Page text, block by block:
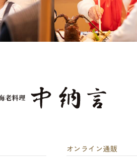
オンライン通販